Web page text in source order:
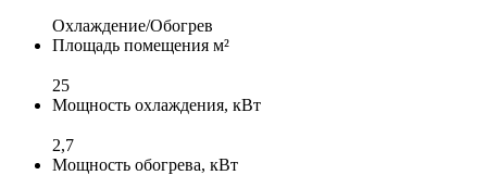
Охлаждение/Обогрев
Площадь помещения м²
25
Мощность охлаждения, кВт
2,7
Мощность обогрева, кВт